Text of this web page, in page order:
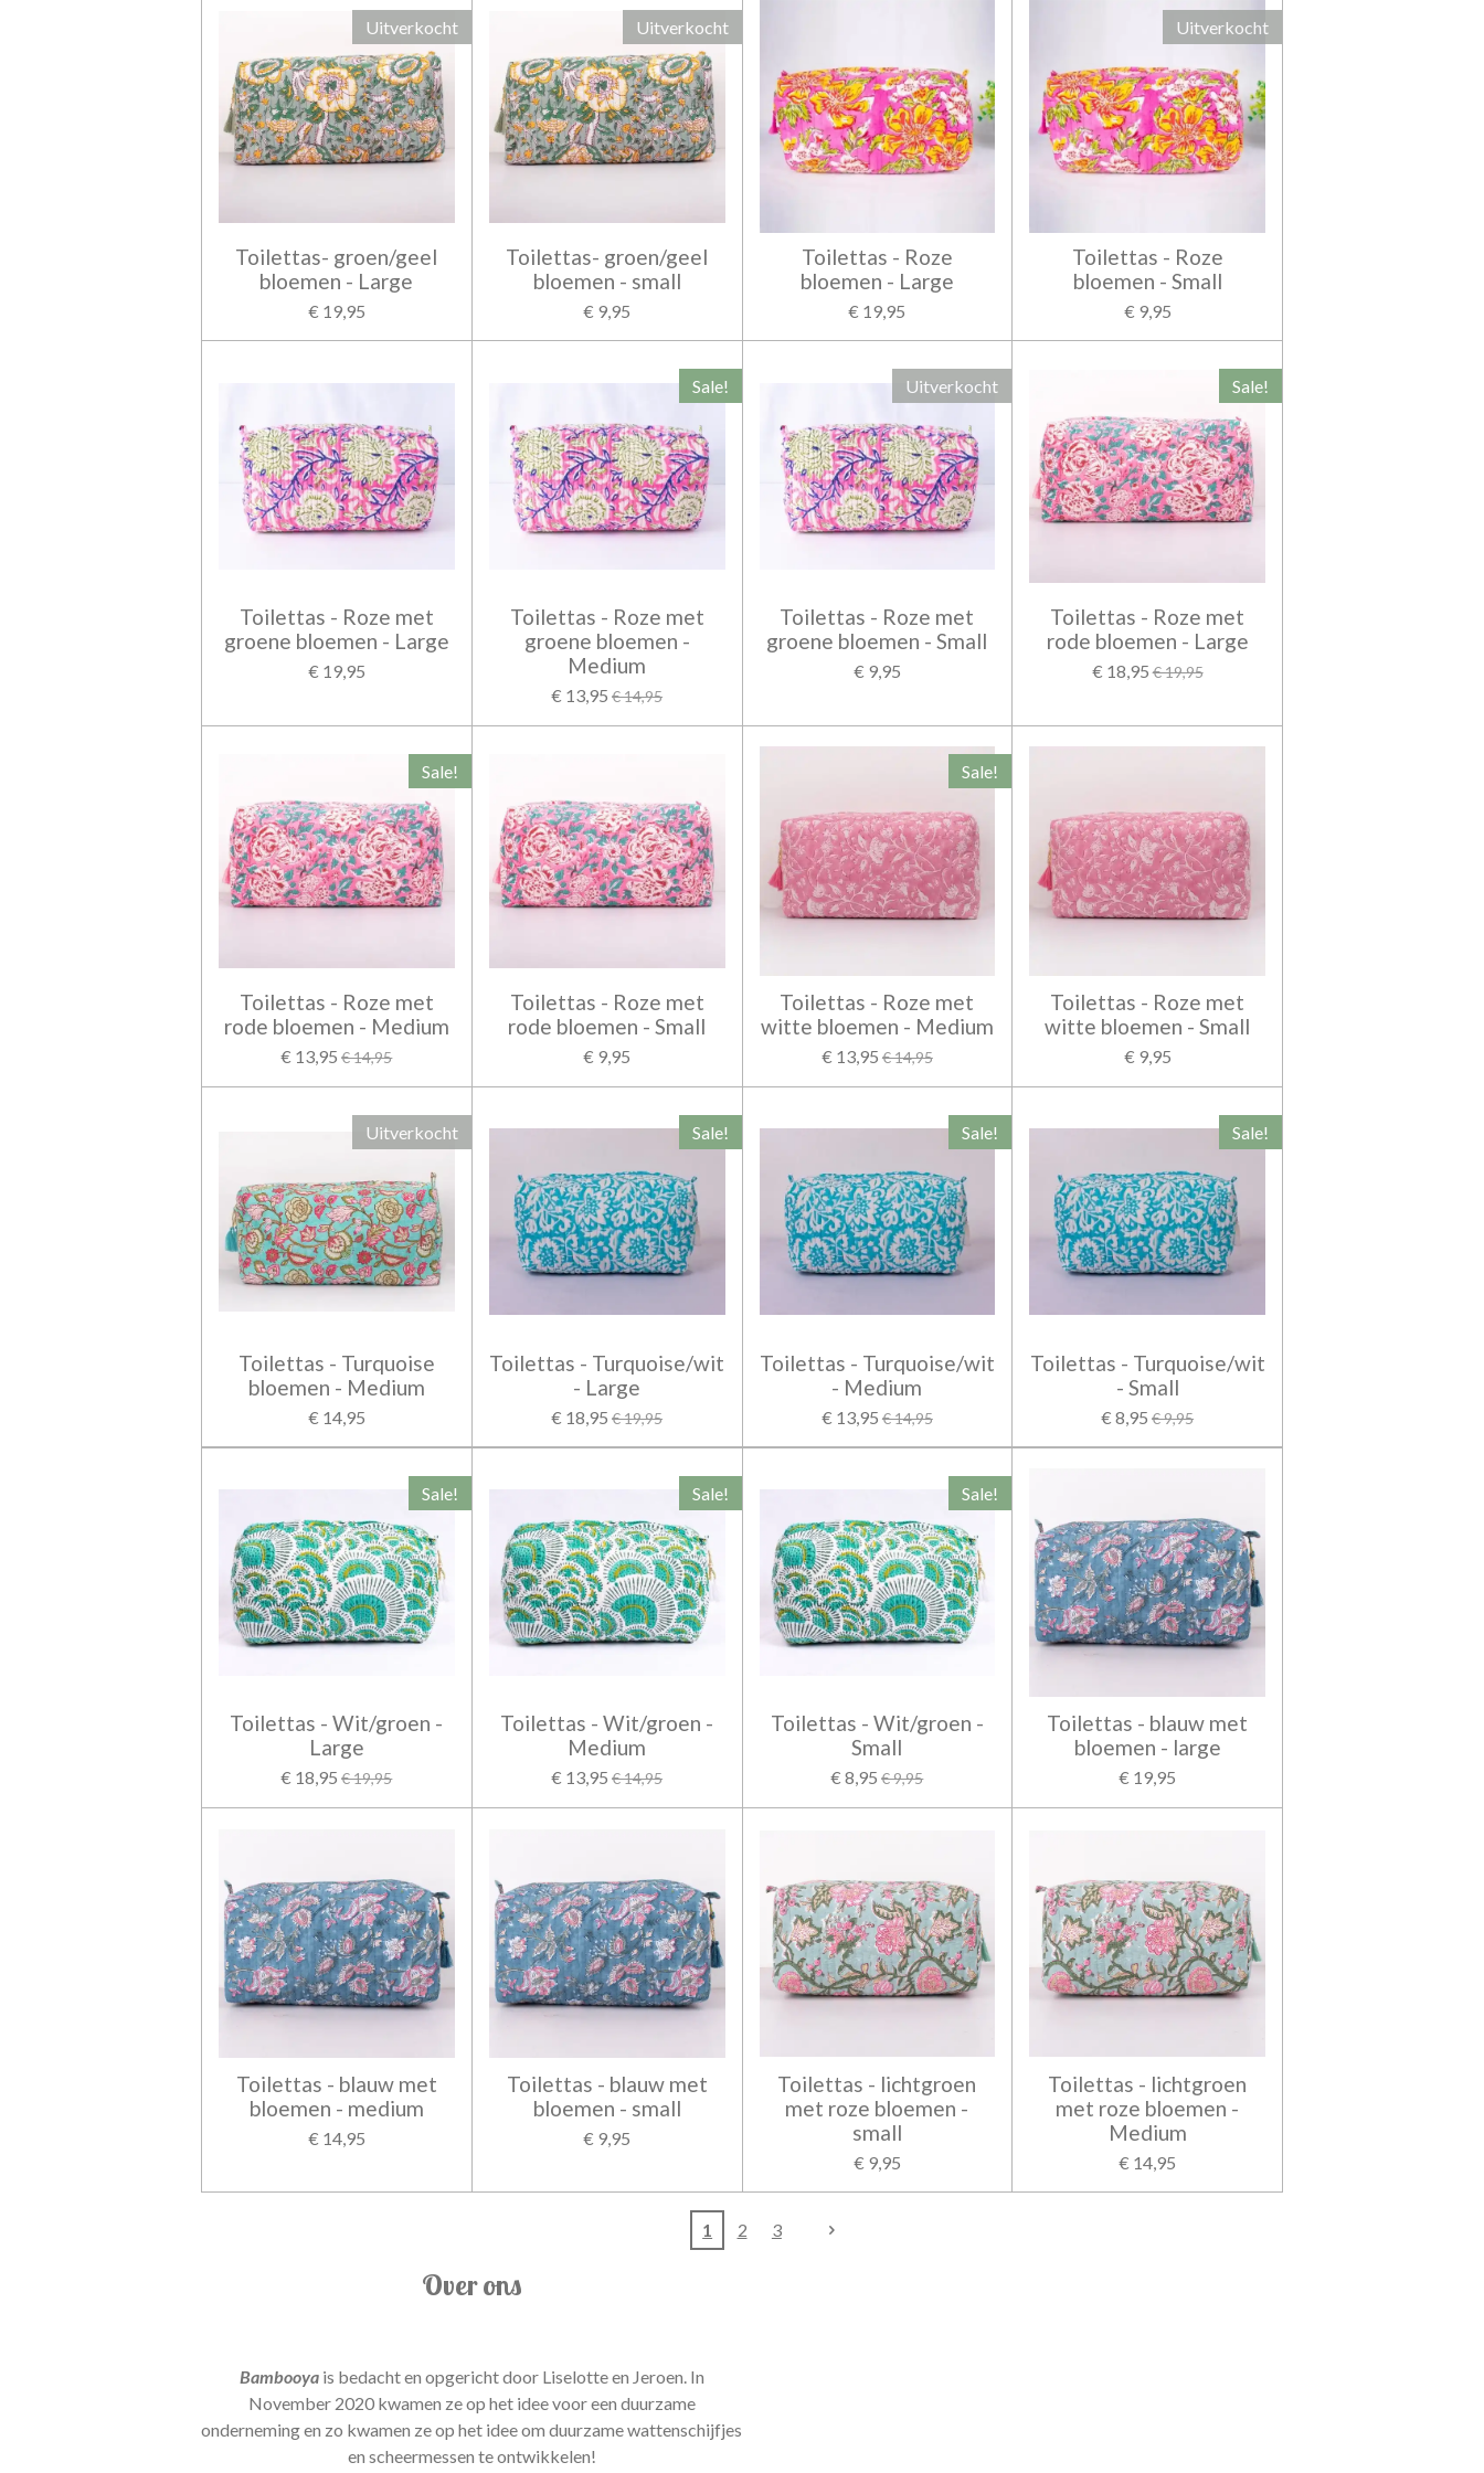
Uitverkocht
Toilettas- groen/geel
bloemen - Large
€ 19,95
Uitverkocht
Toilettas- groen/geel
bloemen - small
€ 9,95
Toilettas - Roze
bloemen - Large
€ 19,95
Uitverkocht
Toilettas - Roze
bloemen - Small
€ 9,95
Toilettas - Roze met
groene bloemen - Large
€ 19,95
Sale!
Toilettas - Roze met
groene bloemen -
Medium
€ 13,95 € 14,95
Uitverkocht
Toilettas - Roze met
groene bloemen - Small
€ 9,95
Sale!
Toilettas - Roze met
rode bloemen - Large
€ 18,95 € 19,95
Sale!
Toilettas - Roze met
rode bloemen - Medium
€ 13,95 € 14,95
Toilettas - Roze met
rode bloemen - Small
€ 9,95
Sale!
Toilettas - Roze met
witte bloemen - Medium
€ 13,95 € 14,95
Toilettas - Roze met
witte bloemen - Small
€ 9,95
Uitverkocht
Toilettas - Turquoise
bloemen - Medium
€ 14,95
Sale!
Toilettas - Turquoise/wit
- Large
€ 18,95 € 19,95
Sale!
Toilettas - Turquoise/wit
- Medium
€ 13,95 € 14,95
Sale!
Toilettas - Turquoise/wit
- Small
€ 8,95 € 9,95
Sale!
Toilettas - Wit/groen -
Large
€ 18,95 € 19,95
Sale!
Toilettas - Wit/groen -
Medium
€ 13,95 € 14,95
Sale!
Toilettas - Wit/groen -
Small
€ 8,95 € 9,95
Toilettas - blauw met
bloemen - large
€ 19,95
Toilettas - blauw met
bloemen - medium
€ 14,95
Toilettas - blauw met
bloemen - small
€ 9,95
Toilettas - lichtgroen
met roze bloemen -
small
€ 9,95
Toilettas - lichtgroen
met roze bloemen -
Medium
€ 14,95
1 2 3
Over ons
Bambooyais bedacht en opgericht door Liselotte en Jeroen. In
November 2020 kwamen ze op het idee voor een duurzame
onderneming en zo kwamen ze op het idee om duurzame wattenschijfjes
en scheermessen te ontwikkelen!